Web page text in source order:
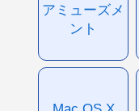
アミューズメ
ント